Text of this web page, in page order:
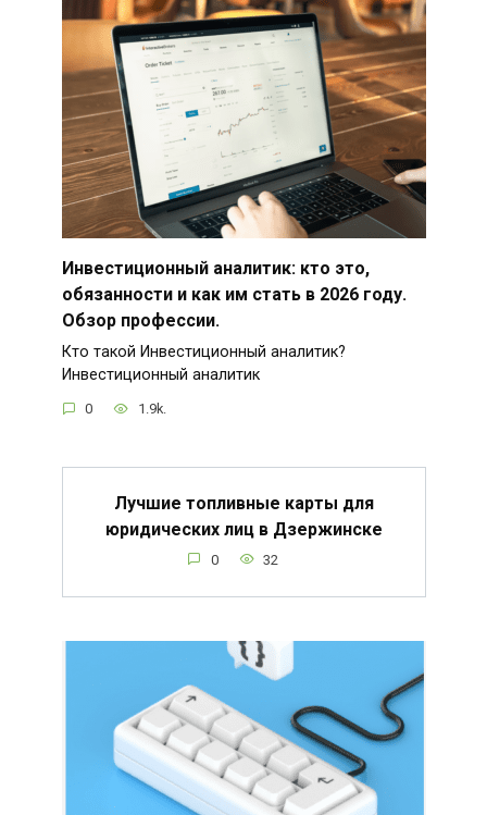
Инвестиционный аналитик: кто это,
обязанности и как им стать в 2026 году.
Обзор профессии.
Кто такой Инвестиционный аналитик?
Инвестиционный аналитик
0 1.9k.
Лучшие топливные карты для
юридических лиц в Дзержинске
0 32